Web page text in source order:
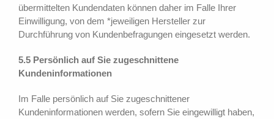
übermittelten Kundendaten können daher im Falle Ihrer
Einwilligung, von dem *jeweiligen Hersteller zur
Durchführung von Kundenbefragungen eingesetzt werden.
5.5 Persönlich auf Sie zugeschnittene
Kundeninformationen
Im Falle persönlich auf Sie zugeschnittener
Kundeninformationen werden, sofern Sie eingewilligt haben,